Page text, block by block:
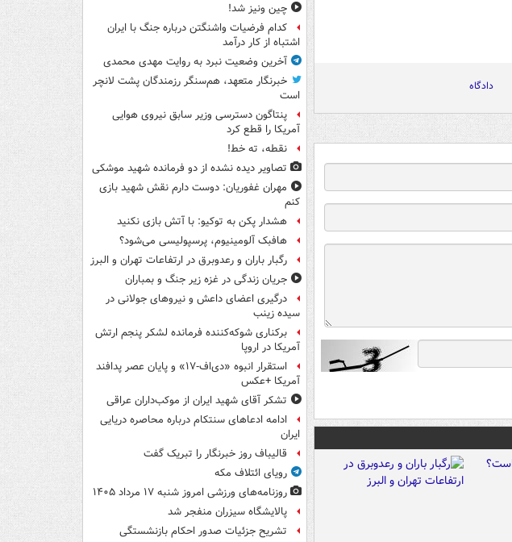
دادگاه
چین ونیز شد!
کدام فرضیات واشنگتن درباره جنگ با ایران
اشتباه از کار درآمد
آخرین وضعیت نبرد به روایت مهدی محمدی
خبرنگار متعهد، هم‌سنگر رزمندگان پشت لانچر
است
پنتاگون دسترسی وزیر سابق نیروی هوایی
آمریکا را قطع کرد
نقطه، ته خط!
تصاویر دیده‌ نشده از دو فرمانده شهید موشکی
مهران غفوریان: دوست دارم نقش شهید بازی
کنم
هشدار پکن به توکیو: با آتش بازی نکنید
هافبک آلومینیوم، پرسپولیسی می‌شود؟
رگبار باران و رعدوبرق در ارتفاعات تهران و البرز
جریان زندگی در غزه زیر جنگ و بمباران
درگیری اعضای داعش و نیروهای جولانی در
سیده زینب
برکناری شوکه‌کننده فرمانده لشکر پنجم ارتش
آمریکا در اروپا
استقرار انبوه «دی‌اف‑۱۷» و پایان عصر پدافند
آمریکا +عکس
تشکر آقای شهید ایران از موکب‌داران عراقی
ادامه ادعاهای سنتکام درباره محاصره دریایی
ایران
قالیباف روز خبرنگار را تبریک گفت
رویای ائتلاف مکه
روزنامه‌های ورزشی امروز ‌شنبه ۱۷ مرداد ۱۴۰۵
پالایشگاه سیزران منفجر شد
تشریح جزئیات صدور احکام بازنشستگی